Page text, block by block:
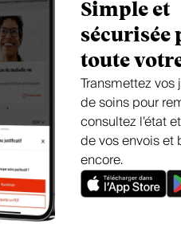
Simple et
sécurisée
toute
Transmettez
de soins pour
consultez l’état
de vos envois et
encore.